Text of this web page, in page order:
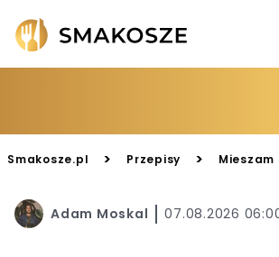
Smakosze.pl > Przepisy >
Adam Moskal 07.08.2026